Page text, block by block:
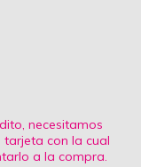
necesitamos
con la cual
a la compra.